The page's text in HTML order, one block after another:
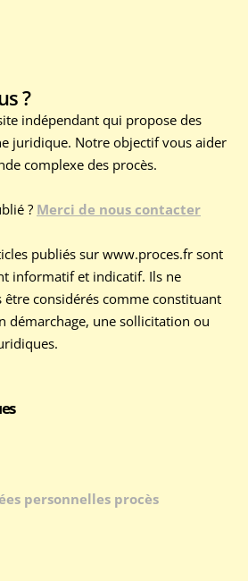
?
indépendant qui propose des
juridique. Notre objectif vous aider
complexe des procès.
? Merci de nous contacter
publiés sur www.proces.fr sont
informatif et indicatif. Ils ne
être considérés comme constituant
démarchage, une sollicitation ou
personnelles procès